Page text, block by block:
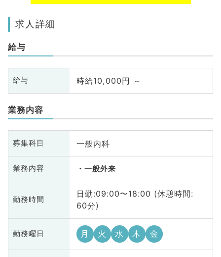
求人詳細
給与
給与 時給10,000円 ～
業務内容
募集科目 一般内科
業務内容 一般外来
勤務時間
日勤:09:00〜18:00 (休憩時間:
60分)
勤務曜日 月 火 水 木 金